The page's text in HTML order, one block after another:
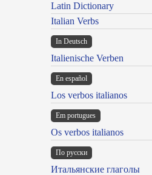
Latin Dictionary
Italian Verbs
In Deutsch
Italienische Verben
En español
Los verbos italianos
Em portugues
Os verbos italianos
По русски
Итальянские глаголы